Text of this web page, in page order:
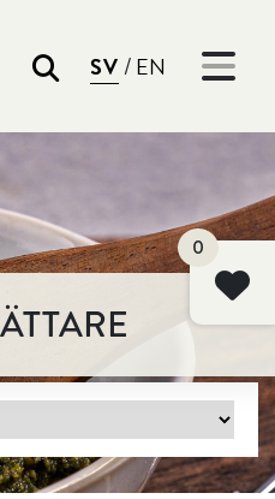
0
SV/EN